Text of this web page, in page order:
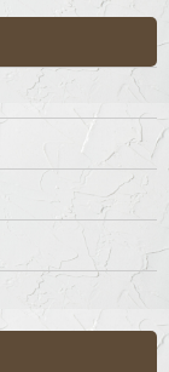
土
◎ ◎
◎
◎